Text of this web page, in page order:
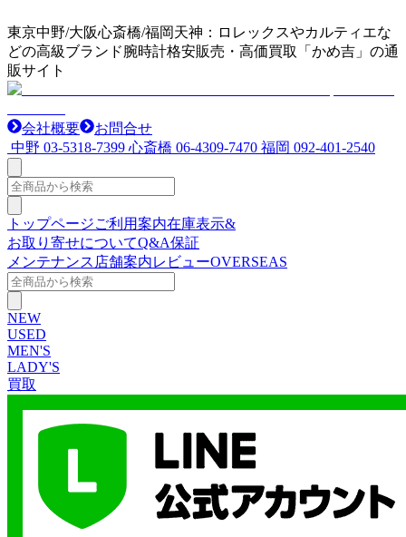
東京中野/大阪心斎橋/福岡天神：ロレックスやカルティエな
どの高級ブランド腕時計格安販売・高価買取「かめ吉」の通
販サイト
会社概要
お問合せ
中野 03-5318-7399 心斎橋 06-4309-7470 福岡 092-401-2540
トップページご利用案内在庫表示&
お取り寄せについてQ&A保証
メンテナンス 店舗案内レビューOVERSEAS
NEW
USED
MEN'S
LADY'S
買取